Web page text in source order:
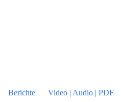
Berichte Video | Audio | PDF